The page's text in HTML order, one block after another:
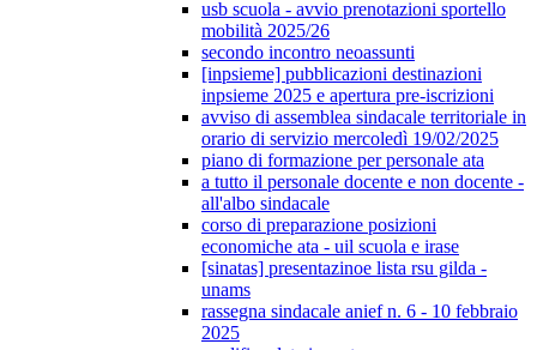
usb scuola - avvio prenotazioni sportello
mobilità 2025/26
secondo incontro neoassunti
[inpsieme] pubblicazioni destinazioni
inpsieme 2025 e apertura pre-iscrizioni
avviso di assemblea sindacale territoriale in
orario di servizio mercoledì 19/02/2025
piano di formazione per personale ata
a tutto il personale docente e non docente -
all'albo sindacale
corso di preparazione posizioni
economiche ata - uil scuola e irase
[sinatas] presentazinoe lista rsu gilda -
unams
rassegna sindacale anief n. 6 - 10 febbraio
2025